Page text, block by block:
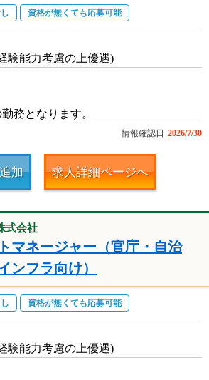
資格が無くても応募可能
験能力考慮の上優遇)
務となります。
情報確認日 2026/7/30
加 求人詳細ページへ
式会社
マネージャー（官庁・自治
ンフラ向け）
資格が無くても応募可能
験能力考慮の上優遇)